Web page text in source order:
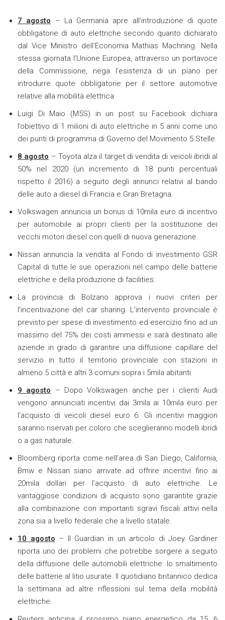
7 agosto – La Germania apre all’introduzione di quote
obbligatorie di auto elettriche secondo quanto dichiarato
dal Vice Ministro dell’Economia Mathias Machning. Nella
stessa giornata l’Unione Europea, attraverso un portavoce
della Commissione, nega l’esistenza di un piano per
introdurre quote obbligatorie per il settore automotive
relative alla mobilità elettrica.
Luigi Di Maio (M5S) in un post su Facebook dichiara
l’obiettivo di 1 milioni di auto elettriche in 5 anni come uno
dei punti di programma di Governo del Movimento 5 Stelle.
8 agosto – Toyota alza il target di vendita di veicoli ibridi al
50% nel 2020 (un incremento di 18 punti percentuali
rispetto il 2016) a seguito degli annunci relativi al bando
delle auto a diesel di Francia e Gran Bretagna.
Volkswagen annuncia un bonus di 10mila euro di incentivo
per automobile ai propri clienti per la sostituzione dei
vecchi motori diesel con quelli di nuova generazione.
Nissan annuncia la vendita al Fondo di investimento GSR
Capital di tutte le sue operazioni nel campo delle batterie
elettriche e della produzione di facilities.
La provincia di Bolzano approva i nuovi criteri per
l’incentivazione del car sharing. L’intervento provinciale è
previsto per spese di investimento ed esercizio fino ad un
massimo del 75% dei costi ammessi e sarà destinato alle
aziende in grado di garantire una diffusione capillare del
servizio in tutto il territorio provinciale con stazioni in
almeno 5 città e altri 3 comuni sopra i 5mila abitanti.
9 agosto – Dopo Volkswagen anche per i clienti Audi
vengono annunciati incentivi dai 3mila ai 10mila euro per
l’acquisto di veicoli diesel euro 6. Gli incentivi maggiori
saranno riservati per coloro che sceglieranno modelli ibridi
o a gas naturale.
Bloomberg riporta come nell’area di San Diego, California,
Bmw e Nissan siano arrivate ad offrire incentivi fino ai
20mila dollari per l’acquisto di auto elettriche. Le
vantaggiose condizioni di acquisto sono garantite grazie
alla combinazione con importanti sgravi fiscali attivi nella
zona sia a livello federale che a livello statale.
10 agosto – Il Guardian in un articolo di Joey Gardiner
riporta uno dei problemi che potrebbe sorgere a seguito
della diffusione delle automobili elettriche: lo smaltimento
delle batterie al litio usurate. Il quotidiano britannico dedica
la settimana ad altre riflessioni sul tema della mobilità
elettriche.